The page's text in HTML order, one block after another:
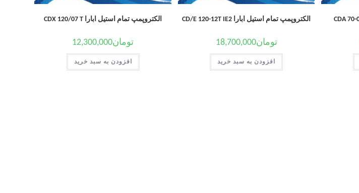
الکتروپمپ تمام استیل ابارا CD/E 120-12T IE2
تومان18,700,000
افزودن به سبد خرید
الکتروپمپ تمام استیل ابارا CDX 120/07 T
تومان12,300,000
افزودن به سبد خرید